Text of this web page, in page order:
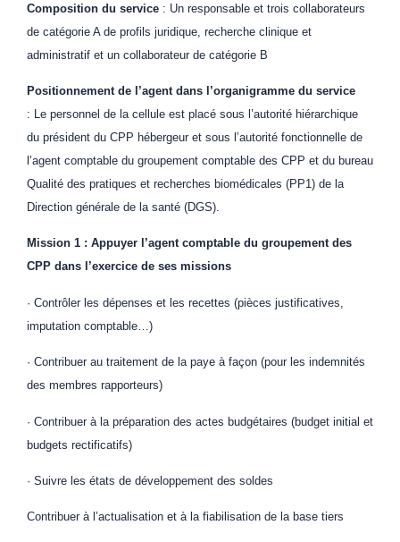
Composition du service : Un responsable et trois collaborateurs
de catégorie A de profils juridique, recherche clinique et
administratif et un collaborateur de catégorie B
Positionnement de l’agent dans l’organigramme du service
: Le personnel de la cellule est placé sous l’autorité hiérarchique
du président du CPP hébergeur et sous l’autorité fonctionnelle de
l’agent comptable du groupement comptable des CPP et du bureau
Qualité des pratiques et recherches biomédicales (PP1) de la
Direction générale de la santé (DGS).
Mission 1 : Appuyer l’agent comptable du groupement des
CPP dans l’exercice de ses missions
· Contrôler les dépenses et les recettes (pièces justificatives,
imputation comptable…)
· Contribuer au traitement de la paye à façon (pour les indemnités
des membres rapporteurs)
· Contribuer à la préparation des actes budgétaires (budget initial et
budgets rectificatifs)
· Suivre les états de développement des soldes
Contribuer à l’actualisation et à la fiabilisation de la base tiers